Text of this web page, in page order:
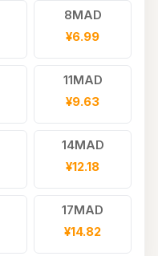
8MAD
¥6.99
11MAD
¥9.63
14MAD
¥12.18
17MAD
¥14.82